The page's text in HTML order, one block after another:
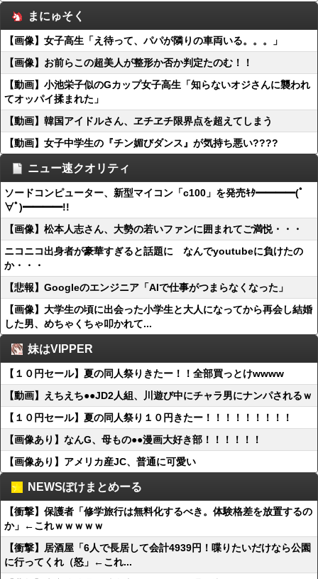
まにゅそく
【画像】女子高生「え待って、パパが隣りの車両いる。。。」
【画像】お前らこの超美人が整形か否か判定たのむ！！
【動画】小池栄子似のGカップ女子高生「知らないオジさんに襲われ
てオッパイ揉まれた」
【動画】韓国アイドルさん、ヱチヱチ限界点を超えてしまう
【動画】女子中学生の『チン媚びダンス』が気持ち悪い????
ニュー速クオリティ
ソードコンピューター、新型マイコン「c100」を発売ｷﾀ━━━━(ﾟ
∀ﾟ)━━━━!!
【画像】松本人志さん、大勢の若いファンに囲まれてご満悦・・・
ニコニコ出身者が豪華すぎると話題に なんでyoutubeに負けたの
か・・・
【悲報】Googleのエンジニア「AIで仕事がつまらなくなった」
【画像】大学生の頃に出会った小学生と大人になってから再会し結婚
した男、めちゃくちゃ叩かれて...
妹はVIPPER
【１０円セール】夏の同人祭りきたー！！全部買っとけwwww
【動画】えちえち●●JD2人組、川遊び中にチャラ男にナンパされるｗ
【１０円セール】夏の同人祭り１０円きたー！！！！！！！！！
【画像あり】なんG、母もの●●漫画大好き部！！！！！！
【画像あり】アメリカ産JC、普通に可愛い
NEWSぽけまとめーる
【衝撃】保護者「修学旅行は無料化するべき。体験格差を放置するの
か」←これｗｗｗｗｗ
【衝撃】居酒屋「6人で長居して会計4939円！喋りたいだけなら公園
に行ってくれ（怒」←これ...